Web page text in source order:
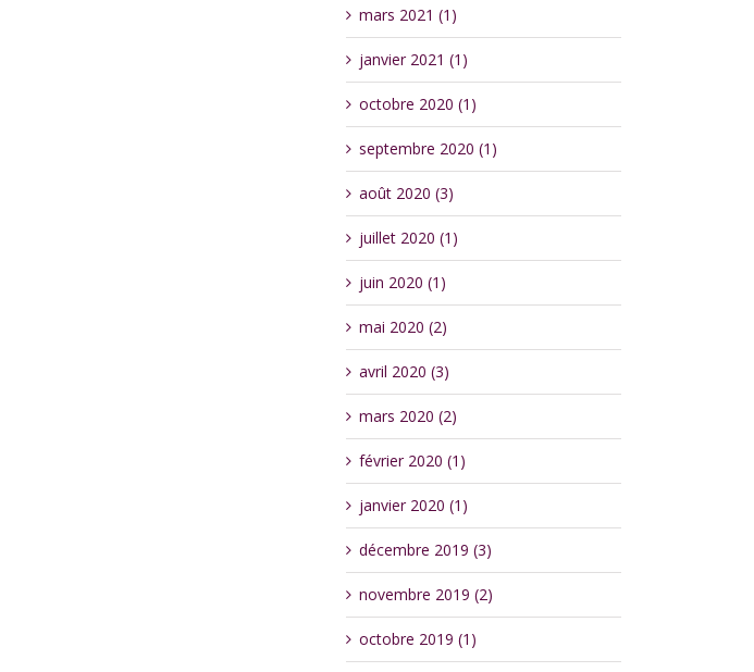
mars 2021 (1)
janvier 2021 (1)
octobre 2020 (1)
septembre 2020 (1)
août 2020 (3)
juillet 2020 (1)
juin 2020 (1)
mai 2020 (2)
avril 2020 (3)
mars 2020 (2)
février 2020 (1)
janvier 2020 (1)
décembre 2019 (3)
novembre 2019 (2)
octobre 2019 (1)